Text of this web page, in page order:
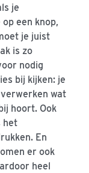
je
op een knop,
je juist
is zo
nodig
s bij kijken: je
erwerken wat
hoort. Ook
het
. En
er ook
heel